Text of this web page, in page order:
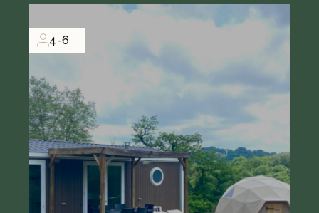
4-6